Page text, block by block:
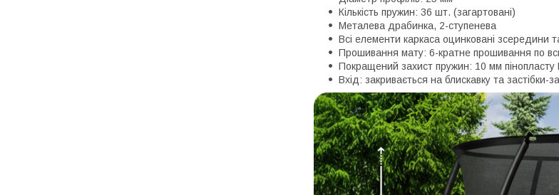
Кількість пружин: 36 шт. (загартовані)
Металева драбинка, 2-ступенева
Всі елементи каркаса оцинковані зсередини
Прошивання мату: 6-кратне прошивання по
Покращений захист пружин: 10 мм
Вхід: закривається на блискавку та застібки-